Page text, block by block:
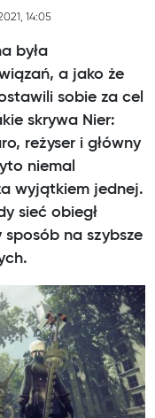
14:05
była
a jako że
sobie za cel
skrywa Nier:
reżyser i główny
niemal
wyjątkiem jednej.
sieć obiegł
na szybsze